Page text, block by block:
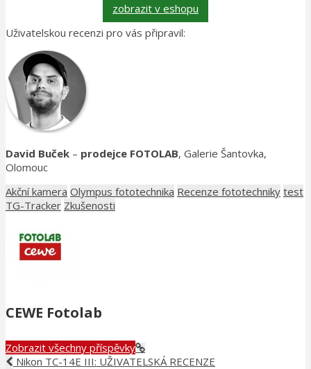
zobrazit v eshopu
Uživatelskou recenzi pro vás připravil:
David Buček – prodejce FOTOLAB, Galerie Šantovka,
Olomouc
Akční kamera Olympus fototechnika Recenze fototechniky test
TG-Tracker Zkušenosti
CEWE Fotolab
Zobrazit všechny příspěvky
Nikon TC-14E III: UŽIVATELSKÁ RECENZE